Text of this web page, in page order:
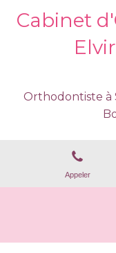
Cabinet
Orthodontiste à
Appeler